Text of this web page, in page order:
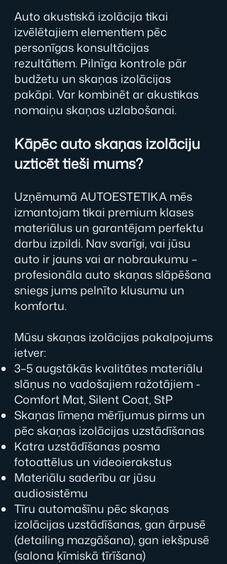
Auto akustiskā izolācija tikai
izvēlētajiem elementiem pēc
personīgas konsultācijas
rezultātiem. Pilnīga kontrole pār
budžetu un skaņas izolācijas
pakāpi. Var kombinēt ar akustikas
nomaiņu skaņas uzlabošanai.
Kāpēc auto skaņas izolāciju
uzticēt tieši mums?
Uzņēmumā AUTOESTETIKA mēs
izmantojam tikai premium klases
materiālus un garantējam perfektu
darbu izpildi. Nav svarīgi, vai jūsu
auto ir jauns vai ar nobraukumu –
profesionāla auto skaņas slāpēšana
sniegs jums pelnīto klusumu un
komfortu.
Mūsu skaņas izolācijas pakalpojums
ietver:
3–5 augstākās kvalitātes materiālu
slāņus no vadošajiem ražotājiem -
Comfort Mat, Silent Coat, StP
Skaņas līmeņa mērījumus pirms un
pēc skaņas izolācijas uzstādīšanas
Katra uzstādīšanas posma
fotoattēlus un videoierakstus
Materiālu saderību ar jūsu
audiosistēmu
Tīru automašīnu pēc skaņas
izolācijas uzstādīšanas, gan ārpusē
(detailing mazgāšana), gan iekšpusē
(salona ķīmiskā tīrīšana)